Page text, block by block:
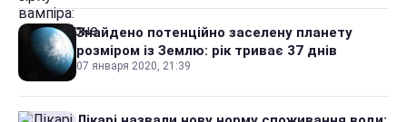
Знайдено потенційно заселену планету
розміром із Землю: рік триває 37 днів
07 января 2020, 21:39